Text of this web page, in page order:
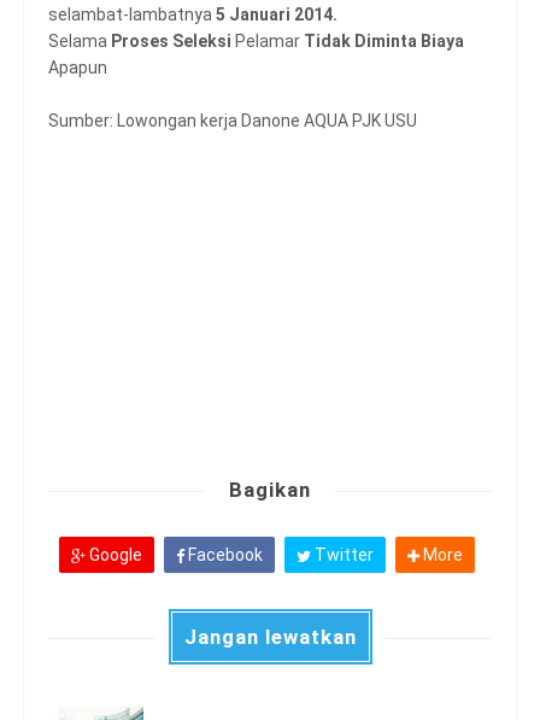
selambat-lambatnya 5 Januari 2014.
Selama Proses Seleksi Pelamar Tidak Diminta Biaya
Apapun
Sumber: Lowongan kerja Danone AQUA PJK USU
Bagikan
Google Facebook Twitter More
Jangan lewatkan